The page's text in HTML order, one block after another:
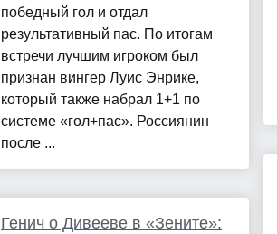
победный гол и отдал
результативный пас. По итогам
встречи лучшим игроком был
признан вингер Луис Энрике,
который также набрал 1+1 по
системе «гол+пас». Россиянин
после ...
Генич о Дивееве в «Зените»: